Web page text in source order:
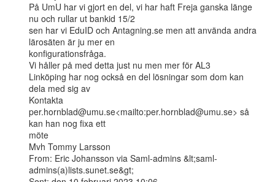
På UmU har vi gjort en del, vi har haft Freja ganska länge
nu och rullar ut bankid 15/2
sen har vi EduID och Antagning.se men att använda andra
lärosäten är ju mer en
konfigurationsfråga.
Vi håller på med detta just nu men mer för AL3
Linköping har nog också en del lösningar som dom kan
dela med sig av
Kontakta
per.hornblad@umu.se<mailto:per.hornblad@umu.se> så
kan han nog fixa ett
möte
Mvh Tommy Larsson
From: Eric Johansson via Saml-admins &lt;saml-
admins(a)lists.sunet.se&gt;